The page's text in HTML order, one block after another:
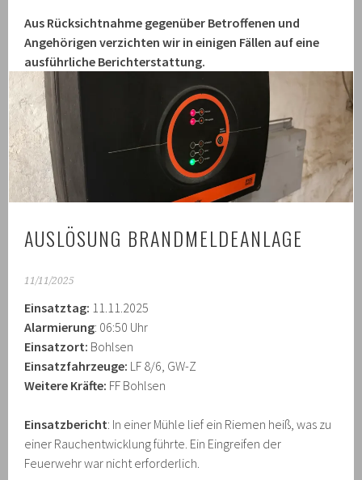
Aus Rücksichtnahme gegenüber Betroffenen und
Angehörigen verzichten wir in einigen Fällen auf eine
ausführliche Berichterstattung.
AUSLÖSUNG BRANDMELDEANLAGE
11/11/2025
Einsatztag: 11.11.2025
Alarmierung: 06:50 Uhr
Einsatzort: Bohlsen
Einsatzfahrzeuge: LF 8/6, GW-Z
Weitere Kräfte: FF Bohlsen
Einsatzbericht: In einer Mühle lief ein Riemen heiß, was zu
einer Rauchentwicklung führte. Ein Eingreifen der
Feuerwehr war nicht erforderlich.